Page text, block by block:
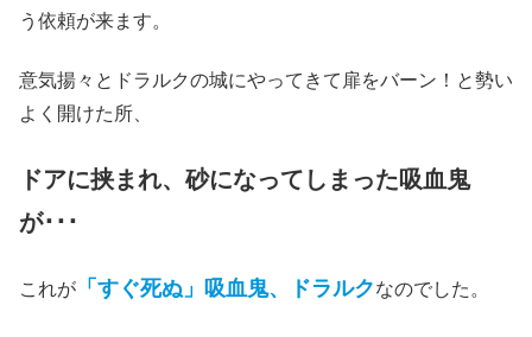
う依頼が来ます。
意気揚々とドラルクの城にやってきて扉をバーン！と勢い
よく開けた所、
ドアに挟まれ、砂になってしまった吸血鬼
が･･･
これが 「すぐ死ぬ」吸血鬼、ドラルクなのでした。